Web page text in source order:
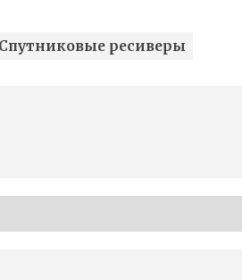
Спутниковые ресиверы